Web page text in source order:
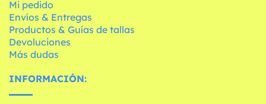
Mi pedido
Envíos & Entregas
Productos & Guías de tallas
Devoluciones
Más dudas
INFORMACIÓN: